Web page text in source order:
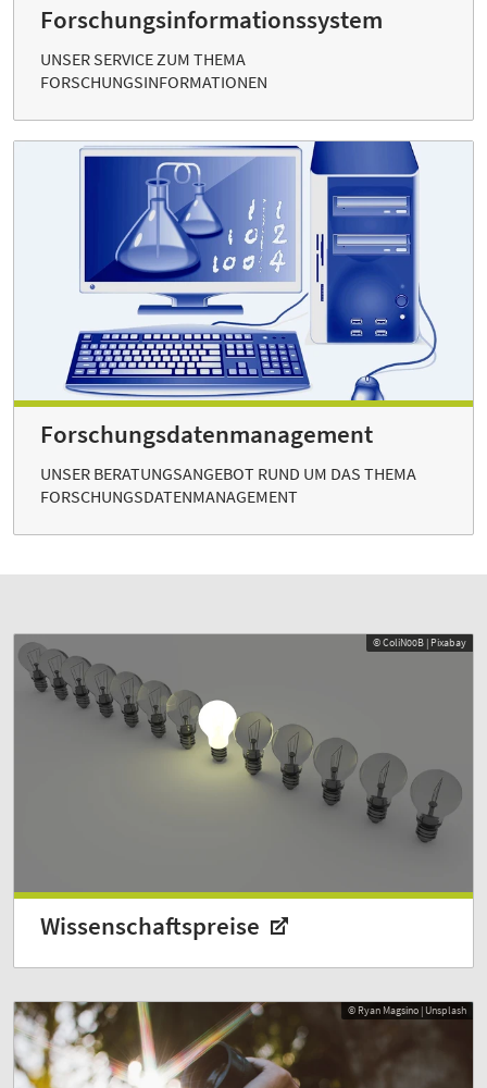
Forschungs­informations­system
UNSER SERVICE ZUM THEMA
FORSCHUNGSINFORMATIONEN
Forschungs­daten­management
UNSER BERATUNGSANGEBOT RUND UM DAS THEMA
FORSCHUNGSDATENMANAGEMENT
© ColiN00B | Pixabay
Wissenschafts­preise
© Ryan Magsino | Unsplash